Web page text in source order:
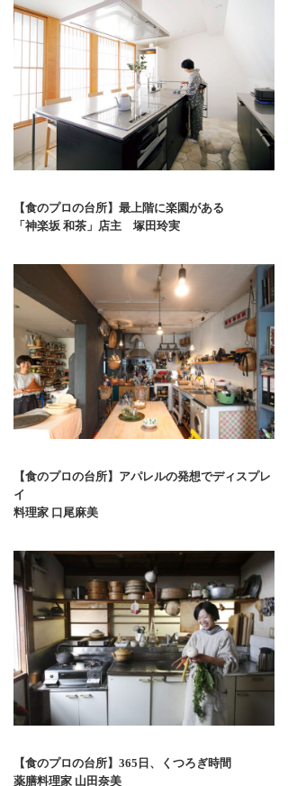
【食のプロの台所】最上階に楽園がある
「神楽坂 和茶」店主 塚田玲実
【食のプロの台所】アパレルの発想でディスプレ
イ
料理家 口尾麻美
【食のプロの台所】365日、くつろぎ時間
薬膳料理家 山田奈美